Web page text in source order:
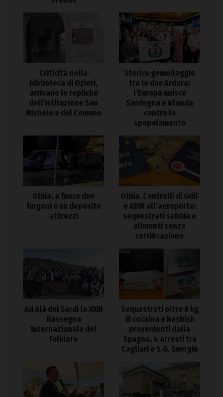
Criticità nella
biblioteca di Ozieri,
arrivano le repliche
dell’Istituzione San
Michele e del Comune
Storico gemellaggio
tra le due Ardara:
l’Europa unisce
Sardegna e Irlanda
contro lo
spopolamento
Olbia, a fuoco due
furgoni e un deposito
attrezzi
Olbia. Controlli di GdiF
e ADM all’aeroporto:
sequestrati sabbia e
alimenti senza
certificazione
Ad Alà dei Sardi la XXIII
Rassegna
Internazionale del
Folklore
Sequestrati oltre 6 kg
di cocaina e hashish
provenienti dalla
Spagna, 4 arresti tra
Cagliari e S.G. Suergiu